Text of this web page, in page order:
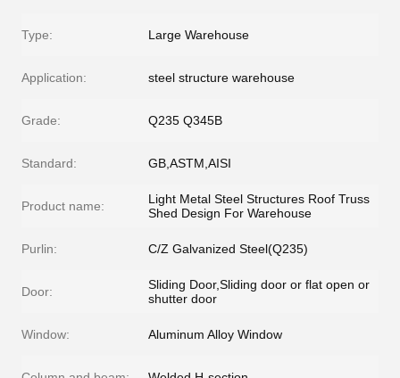
Type: Large Warehouse
Application: steel structure warehouse
Grade: Q235 Q345B
Standard: GB,ASTM,AISI
Product name:
Light Metal Steel Structures Roof Truss
Shed Design For Warehouse
Purlin: C/Z Galvanized Steel(Q235)
Door:
Sliding Door,Sliding door or flat open or
shutter door
Window: Aluminum Alloy Window